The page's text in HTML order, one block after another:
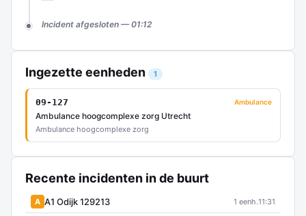
Incident afgesloten — 01:12
Ingezette eenheden 1
09-127 Ambulance
Ambulance hoogcomplexe zorg Utrecht
Ambulance hoogcomplexe zorg
Recente incidenten in de buurt
A A1 Odijk 129213 1 eenh.11:31